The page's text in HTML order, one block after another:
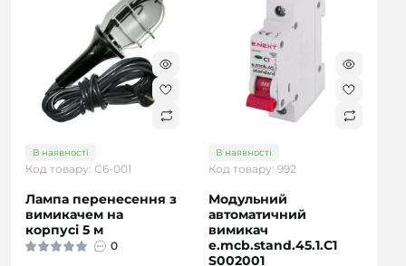
В наявності
Код товару: С6-001
Лампа перенесення з
вимикачем на
корпусі 5 м
0
В наявності
Код товару: 992
Модульний
автоматичний
вимикач
e.mcb.stand.45.1.C1
S002001